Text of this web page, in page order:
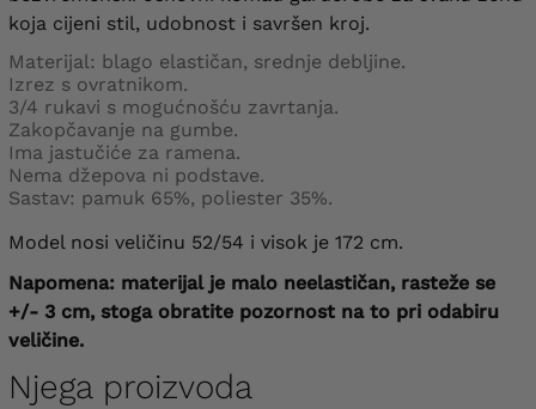
koja cijeni stil, udobnost i savršen kroj.
Materijal: blago elastičan, srednje debljine.
Izrez s ovratnikom.
3/4 rukavi s mogućnošću zavrtanja.
Zakopčavanje na gumbe.
Ima jastučiće za ramena.
Nema džepova ni podstave.
Sastav: pamuk 65%, poliester 35%.
Model nosi veličinu 52/54 i visok je 172 cm.
Napomena: materijal je malo neelastičan, rasteže se
+/- 3 cm, stoga obratite pozornost na to pri odabiru
veličine.
Njega proizvoda